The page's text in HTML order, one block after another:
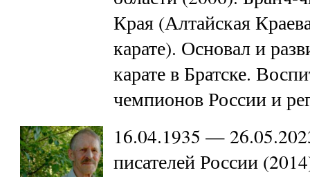
Края (Алтайская
карате). Основал и
карате в Братске.
чемпионов России и
16.04.1935 —
писателей России